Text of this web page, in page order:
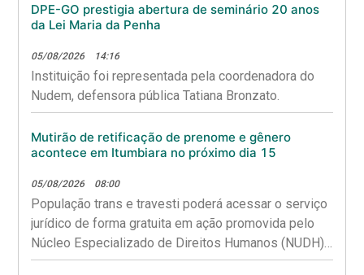
DPE-GO prestigia abertura de seminário 20 anos
da Lei Maria da Penha
05/08/2026 14:16
Instituição foi representada pela coordenadora do
Nudem, defensora pública Tatiana Bronzato.
Mutirão de retificação de prenome e gênero
acontece em Itumbiara no próximo dia 15
05/08/2026 08:00
População trans e travesti poderá acessar o serviço
jurídico de forma gratuita em ação promovida pelo
Núcleo Especializado de Direitos Humanos (NUDH),
em parceria com o Ambulatório Transviver TX e a